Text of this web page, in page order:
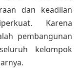
dan keadilan
Karena
pembangunan
kelompok